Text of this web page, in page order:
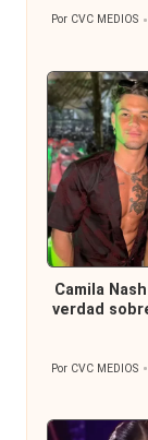
Publicado
Por CVC MEDIOS
Publicada
en
Camila
verdad
Publicado
Por CVC MEDIOS